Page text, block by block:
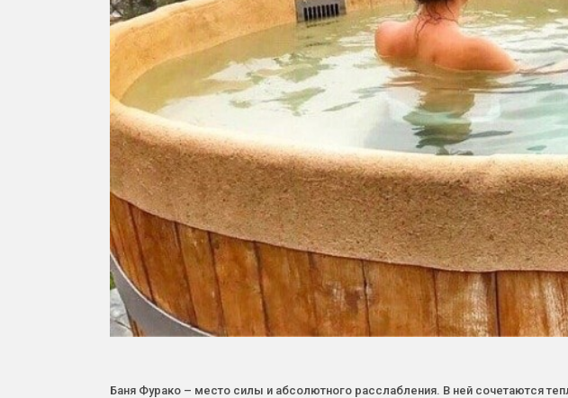
Баня Фурако – место силы и абсолютного расслабления. В ней сочетаются